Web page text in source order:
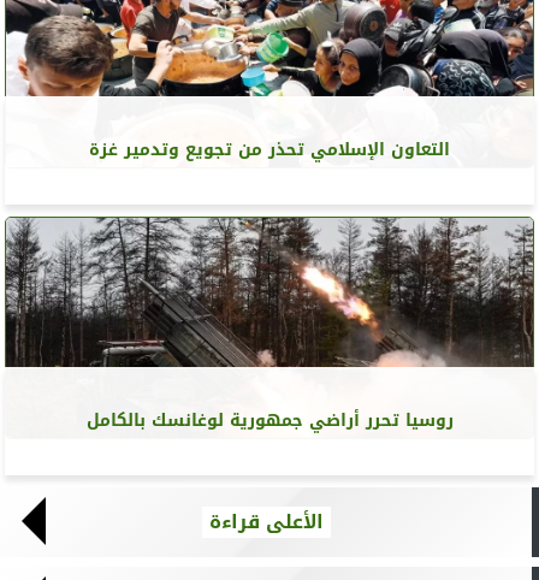
التعاون الإسلامي تحذر من تجويع وتدمير غزة
روسيا تحرر أراضي جمهورية لوغانسك بالكامل
الأعلى قراءة